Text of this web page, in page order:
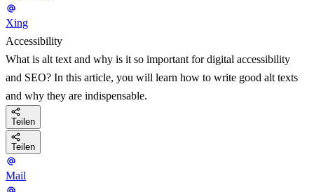
Xing
Accessibility
What is alt text and why is it so important for digital accessibility
and SEO? In this article, you will learn how to write good alt texts
and why they are indispensable.
Teilen
Teilen
Mail